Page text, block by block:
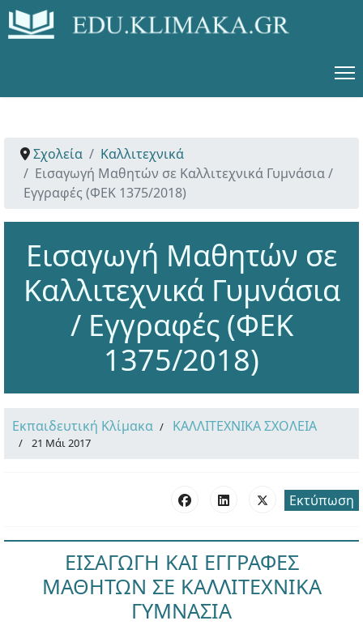
Σχολεία
Καλλιτεχνικά
Εισαγωγή Μαθητών σε Καλλιτεχνικά Γυμνάσια /
Εγγραφές (ΦΕΚ 1375/2018)
Εισαγωγή Μαθητών σε
Καλλιτεχνικά Γυμνάσια
/ Εγγραφές (ΦΕΚ
1375/2018)
Εκπαιδευτική Κλίμακα ΚΑΛΛΙΤΕΧΝΙΚΑ ΣΧΟΛΕΙΑ
21 Μάι 2017
Εκτύπωση
ΕΙΣΑΓΩΓΗ ΚΑΙ ΕΓΓΡΑΦΕΣ
ΜΑΘΗΤΩΝ ΣΕ ΚΑΛΛΙΤΕΧΝΙΚΑ
ΓΥΜΝΑΣΙΑ